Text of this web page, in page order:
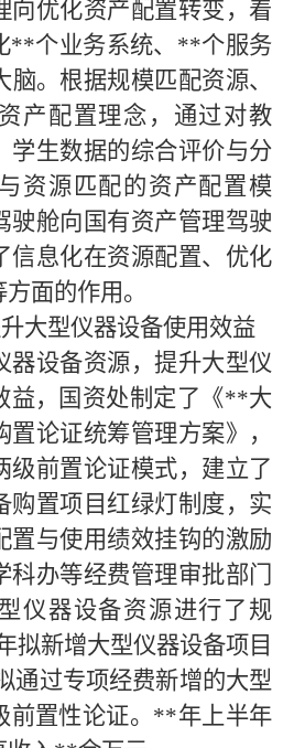
向优化资产配置转变，着
**个业务系统、**个服务
。根据规模匹配资源、
产配置理念，通过对教
学生数据的综合评价与分
资源匹配的资产配置模
驶舱向国有资产管理驾驶
信息化在资源配置、优化
面的作用。
大型仪器设备使用效益
设备资源，提升大型仪
益，国资处制定了《**大
论证统筹管理方案》，
级前置论证模式，建立了
购置项目红绿灯制度，实
置与使用绩效挂钩的激励
办等经费管理审批部门
仪器设备资源进行了规
新增大型仪器设备项目
通过专项经费新增的大型
前置性论证。**年上半年